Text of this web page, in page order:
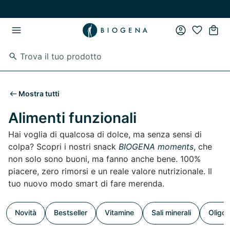
Mostra tutti
Alimenti funzionali
Hai voglia di qualcosa di dolce, ma senza sensi di
colpa? Scopri i nostri snack BIOGENA moments, che
non solo sono buoni, ma fanno anche bene. 100%
piacere, zero rimorsi e un reale valore nutrizionale. Il
tuo nuovo modo smart di fare merenda.
Novità Bestseller Vitamine Sali minerali